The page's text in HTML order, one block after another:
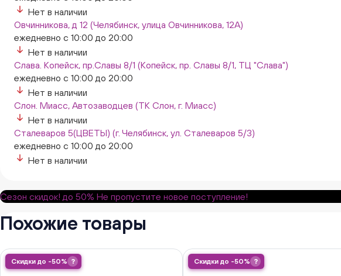
Нет в наличии
Овчинникова, д 12 (Челябинск, улица Овчинникова, 12А)
ежедневно с 10:00 до 20:00
Нет в наличии
Слава. Копейск, пр.Славы 8/1 (Копейск, пр. Славы 8/1, ТЦ "Слава")
ежедневно с 10:00 до 20:00
Нет в наличии
Слон. Миасс, Автозаводцев (ТК Слон, г. Миасс)
Нет в наличии
Сталеваров 5(ЦВЕТЫ) (г. Челябинск, ул. Сталеваров 5/3)
ежедневно с 10:00 до 20:00
Нет в наличии
Сезон скидок! до 50% Не пропустите новое поступление!
Похожие товары
Скидки до -50% ? Скидки до -50% ?